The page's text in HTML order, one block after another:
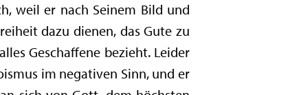
weil er nach Seinem Bild und
dazu dienen, das Gute zu
Geschaffene bezieht. Leider
im negativen Sinn, und er